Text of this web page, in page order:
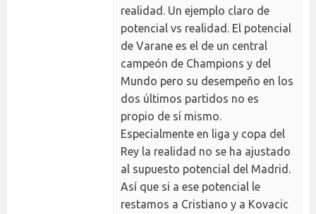
realidad. Un ejemplo claro de
potencial vs realidad. El potencial
de Varane es el de un central
campeón de Champions y del
Mundo pero su desempeño en los
dos últimos partidos no es
propio de sí mismo.
Especialmente en liga y copa del
Rey la realidad no se ha ajustado
al supuesto potencial del Madrid.
Así que si a ese potencial le
restamos a Cristiano y a Kovacic